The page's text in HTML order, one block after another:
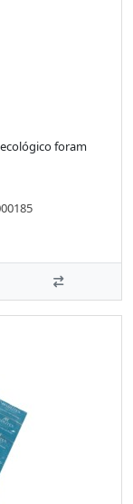
foram